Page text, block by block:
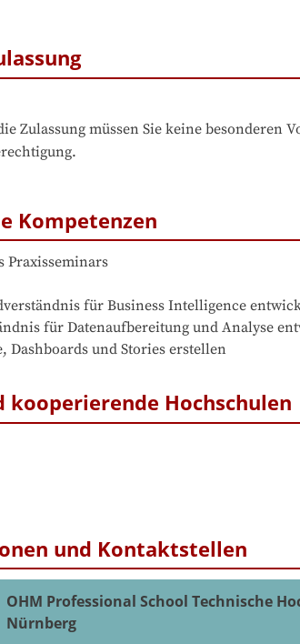
Zulassung müssen Sie keine
Kompetenzen
Praxisseminars
für Business Intelligence
für Datenaufbereitung und Analyse
Dashboards und Stories erstellen
kooperierende Hochschulen
und Kontaktstellen
OHM Professional School Technische
Nürnberg